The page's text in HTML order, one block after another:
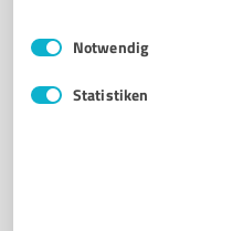
Impressum
Einwilligungsauswahl
Notwendig
Statistiken
betrieb24 GmbH
Heinrichstraße 23b,